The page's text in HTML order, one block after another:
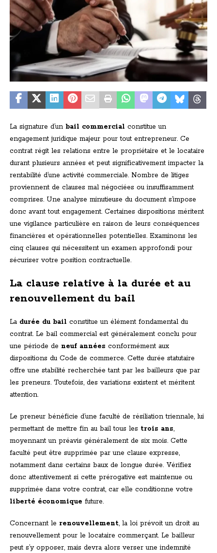
La signature d’un bail commercial constitue un
engagement juridique majeur pour tout entrepreneur. Ce
contrat régit les relations entre le propriétaire et le locataire
durant plusieurs années et peut significativement impacter la
rentabilité d’une activité commerciale. Nombre de litiges
proviennent de clauses mal négociées ou insuffisamment
comprises. Une analyse minutieuse du document s’impose
donc avant tout engagement. Certaines dispositions méritent
une vigilance particulière en raison de leurs conséquences
financières et opérationnelles potentielles. Examinons les
cinq clauses qui nécessitent un examen approfondi pour
sécuriser votre position contractuelle.
La clause relative à la durée et au
renouvellement du bail
La durée du bail constitue un élément fondamental du
contrat. Le bail commercial est généralement conclu pour
une période de neuf années conformément aux
dispositions du Code de commerce. Cette durée statutaire
offre une stabilité recherchée tant par les bailleurs que par
les preneurs. Toutefois, des variations existent et méritent
attention.
Le preneur bénéficie d’une faculté de résiliation triennale, lui
permettant de mettre fin au bail tous les trois ans,
moyennant un préavis généralement de six mois. Cette
faculté peut être supprimée par une clause expresse,
notamment dans certains baux de longue durée. Vérifiez
donc attentivement si cette prérogative est maintenue ou
supprimée dans votre contrat, car elle conditionne votre
liberté économique future.
Concernant le renouvellement, la loi prévoit un droit au
renouvellement pour le locataire commerçant. Le bailleur
peut s’y opposer, mais devra alors verser une indemnité